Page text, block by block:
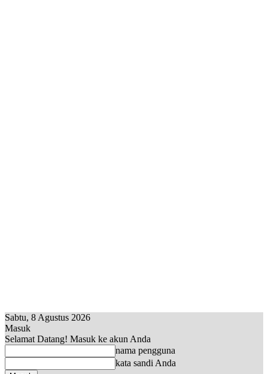
Sabtu, 8 Agustus 2026
Masuk
Selamat Datang! Masuk ke akun Anda
nama pengguna
kata sandi Anda